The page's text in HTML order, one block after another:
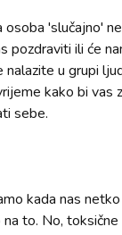
osoba 'slučajno'
pozdraviti ili će
u grupi
kako bi vas
sebe.
kada nas
na to. No,